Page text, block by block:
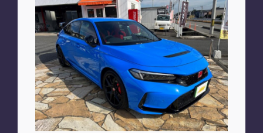
PLAN
車種別プラン
SHOP